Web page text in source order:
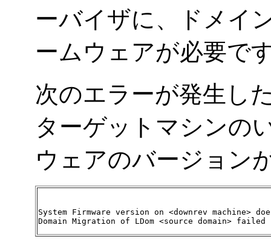
ーバイザに、ドメイ
ームウェアが必要で
次のエラーが発生し
ターゲットマシンの
ウェアのバージョン
System Firmware version on <downrev machine>
Domain Migration of LDom <source domain> failed